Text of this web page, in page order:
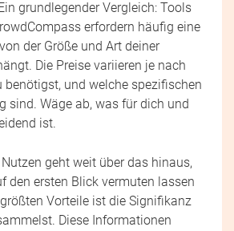
grundlegender Vergleich: Tools
erfordern häufig eine
der Größe und Art deiner
Die Preise variieren je nach
benötigst, und welche spezifischen
sind. Wäge ab, was für dich und
ist.
geht weit über das hinaus,
den ersten Blick vermuten lassen
Vorteile ist die Signifikanz
Diese Informationen